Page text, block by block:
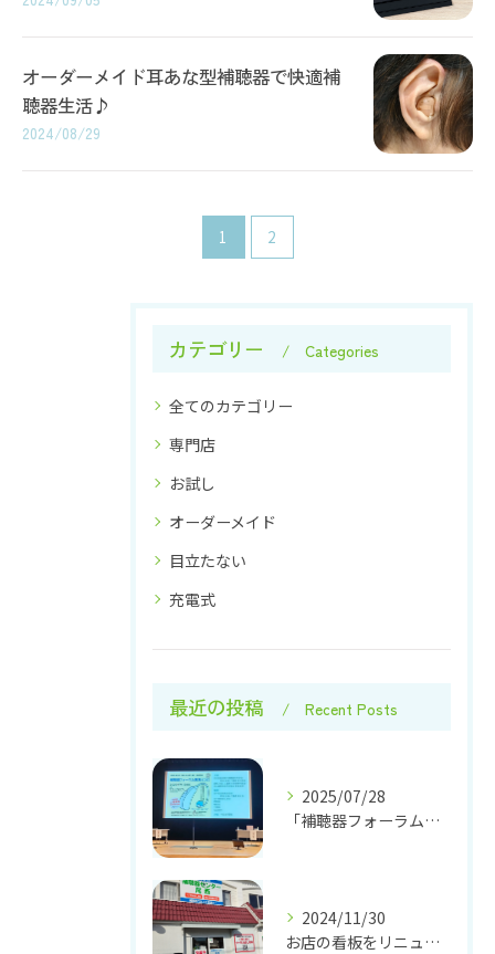
オーダーメイド耳あな型補聴器で快適補
聴器生活♪
2024/08/29
1 2
カテゴリー Categories
全てのカテゴリー
専門店
お試し
オーダーメイド
目立たない
充電式
最近の投稿 Recent Posts
2025/07/28
「補聴器フォーラム東海2025」に参加してきました
2024/11/30
お店の看板をリニューアルしました！